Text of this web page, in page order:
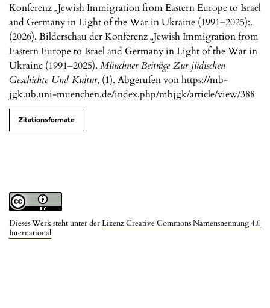
Konferenz „Jewish Immigration from Eastern Europe to Israel
and Germany in Light of the War in Ukraine (1991–2025):.
(2026). Bilderschau der Konferenz „Jewish Immigration from
Eastern Europe to Israel and Germany in Light of the War in
Ukraine (1991–2025). Münchner Beiträge Zur jüdischen
Geschichte Und Kultur, (1). Abgerufen von https://mb-
jgk.ub.uni-muenchen.de/index.php/mbjgk/article/view/388
Zitationsformate
Dieses Werk steht unter derLizenz Creative Commons Namensnennung 4.0
International.